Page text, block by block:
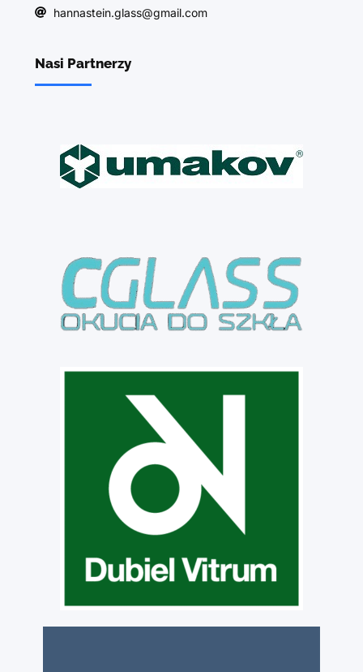
hannastein.glass@gmail.com
Nasi Partnerzy